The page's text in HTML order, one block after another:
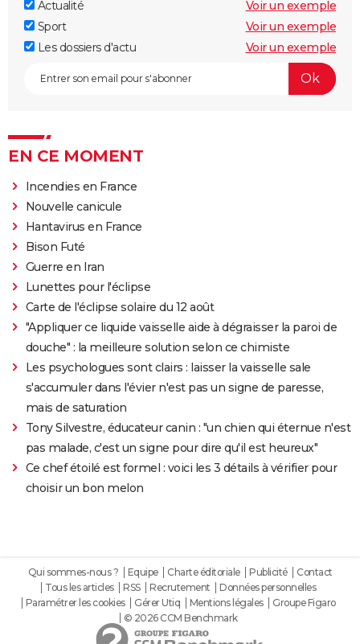
Actualité
Voir un exemple
Sport
Voir un exemple
Les dossiers d'actu
Voir un exemple
EN CE MOMENT
Incendies en France
Nouvelle canicule
Hantavirus en France
Bison Futé
Guerre en Iran
Lunettes pour l'éclipse
Carte de l'éclipse solaire du 12 août
"Appliquer ce liquide vaisselle aide à dégraisser la paroi de
douche" : la meilleure solution selon ce chimiste
Les psychologues sont clairs : laisser la vaisselle sale
s'accumuler dans l'évier n'est pas un signe de paresse,
mais de saturation
Tony Silvestre, éducateur canin : "un chien qui éternue n'est
pas malade, c'est un signe pour dire qu'il est heureux"
Ce chef étoilé est formel : voici les 3 détails à vérifier pour
choisir un bon melon
Qui sommes-nous ? Equipe Charte éditoriale Publicité
Contact
Tous les articles
RSS Recrutement
Données personnelles
Paramétrer les cookies
Gérer Utiq Mentions légales
Groupe Figaro
© 2026 CCM Benchmark